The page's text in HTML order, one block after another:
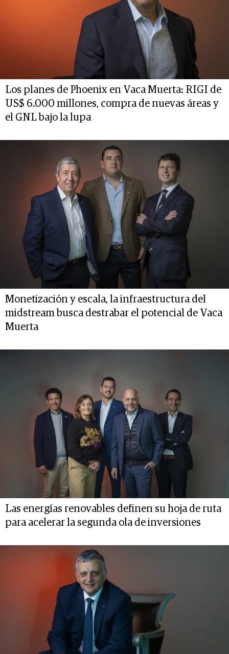
Los planes de Phoenix en Vaca Muerta: RIGI de
US$ 6.000 millones, compra de nuevas áreas y
el GNL bajo la lupa
Monetización y escala, la infraestructura del
midstream busca destrabar el potencial de Vaca
Muerta
Las energías renovables definen su hoja de ruta
para acelerar la segunda ola de inversiones